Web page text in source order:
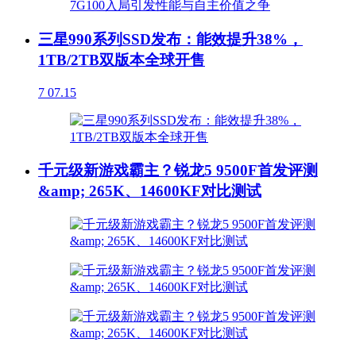
三星990系列SSD发布：能效提升38%，
1TB/2TB双版本全球开售
7 07.15
千元级新游戏霸主？锐龙5 9500F首发评测
&amp; 265K、14600KF对比测试